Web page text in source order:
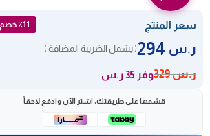
سعر المنتج ٪11 خصم
ر.س ( يشمل الضريبة المضافة )
ر.س329 وفر 35 ر.س
قسّمها على طريقتك، اشترِ الآن وادفع لاحقاً